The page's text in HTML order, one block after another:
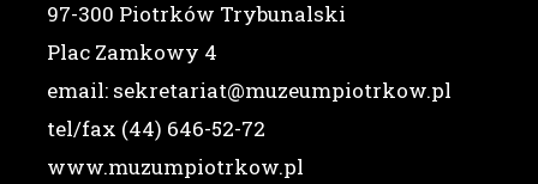
97-300 Piotrków Trybunalski
Plac Zamkowy 4
email: sekretariat@muzeumpiotrkow.pl
tel/fax (44) 646-52-72
www.muzumpiotrkow.pl